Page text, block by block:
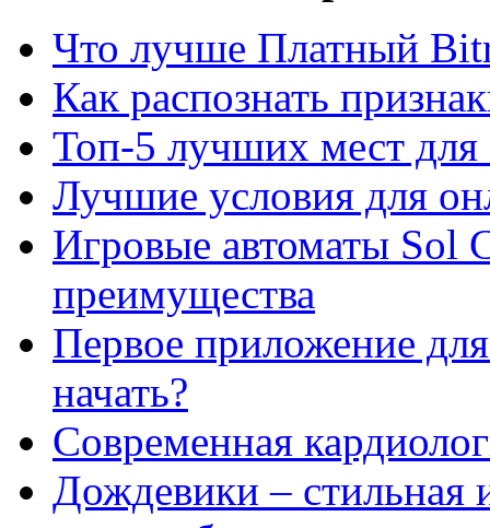
Что лучше Платный
Как распознать
Топ-5 лучших мест для
Лучшие условия для
Игровые автоматы Sol
преимущества
Первое приложение
начать?
Современная
Дождевики – стильная